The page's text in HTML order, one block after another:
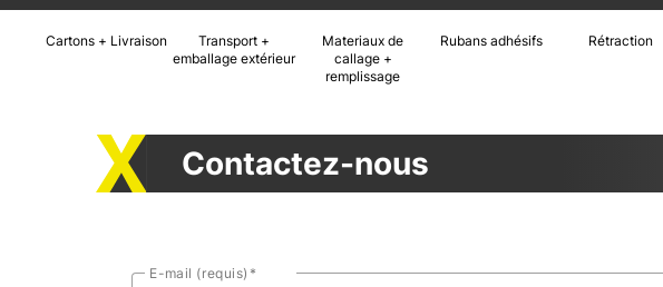
Cartons + Livraison
Transport +
emballage extérieur
Materiaux de
callage +
remplissage
Rubans adhésifs Rétraction
Contactez-nous
E-mail (requis)